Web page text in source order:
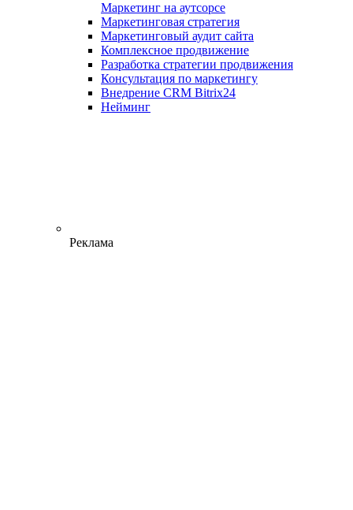
Маркетинг на аутсорсе
Маркетинговая стратегия
Маркетинговый аудит сайта
Комплексное продвижение
Разработка стратегии продвижения
Консультация по маркетингу
Внедрение CRM Bitrix24
Нейминг
Реклама